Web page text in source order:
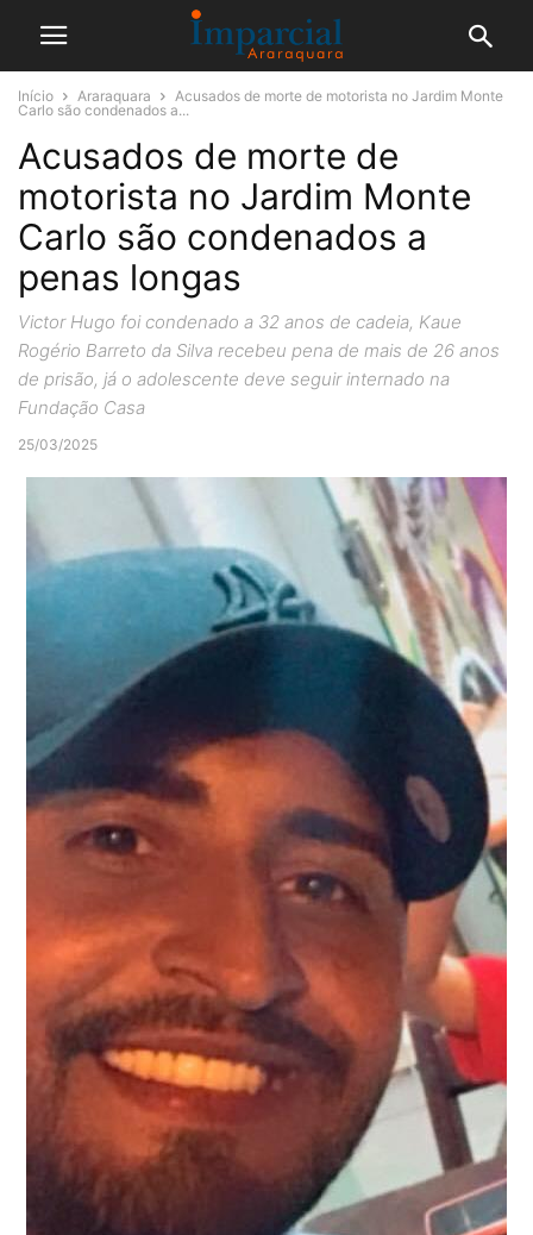
Início Araraquara
Acusados de morte de motorista no Jardim Monte
Carlo são condenados a...
Acusados de morte de
motorista no Jardim Monte
Carlo são condenados a
penas longas
Victor Hugo foi condenado a 32 anos de cadeia, Kaue
Rogério Barreto da Silva recebeu pena de mais de 26 anos
de prisão, já o adolescente deve seguir internado na
Fundação Casa
25/03/2025